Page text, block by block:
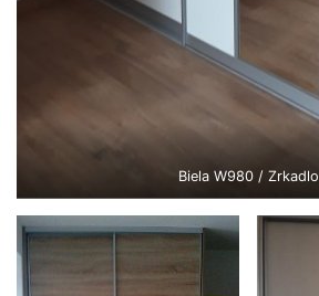
Biela W980 / Zrkadlo